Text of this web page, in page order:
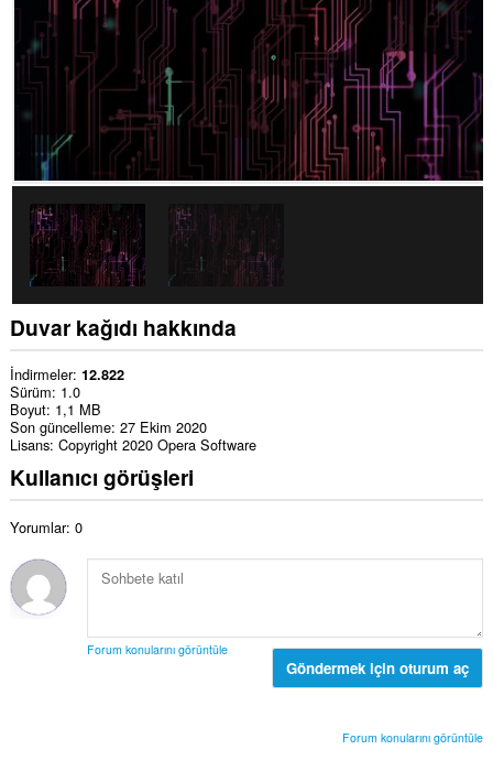
Duvar kağıdı hakkında
İndirmeler 12.822
Sürüm 1.0
Boyut 1,1 MB
Son güncelleme 27 Ekim 2020
Lisans Copyright 2020 Opera Software
Kullanıcı görüşleri
Yorumlar: 0
Forum konularını görüntüle
Göndermek için oturum aç
Forum konularını görüntüle